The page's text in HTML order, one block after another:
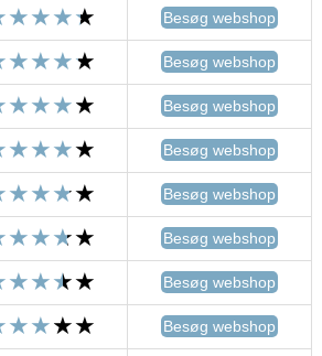
Besøg webshop
Besøg webshop
Besøg webshop
Besøg webshop
Besøg webshop
Besøg webshop
Besøg webshop
Besøg webshop